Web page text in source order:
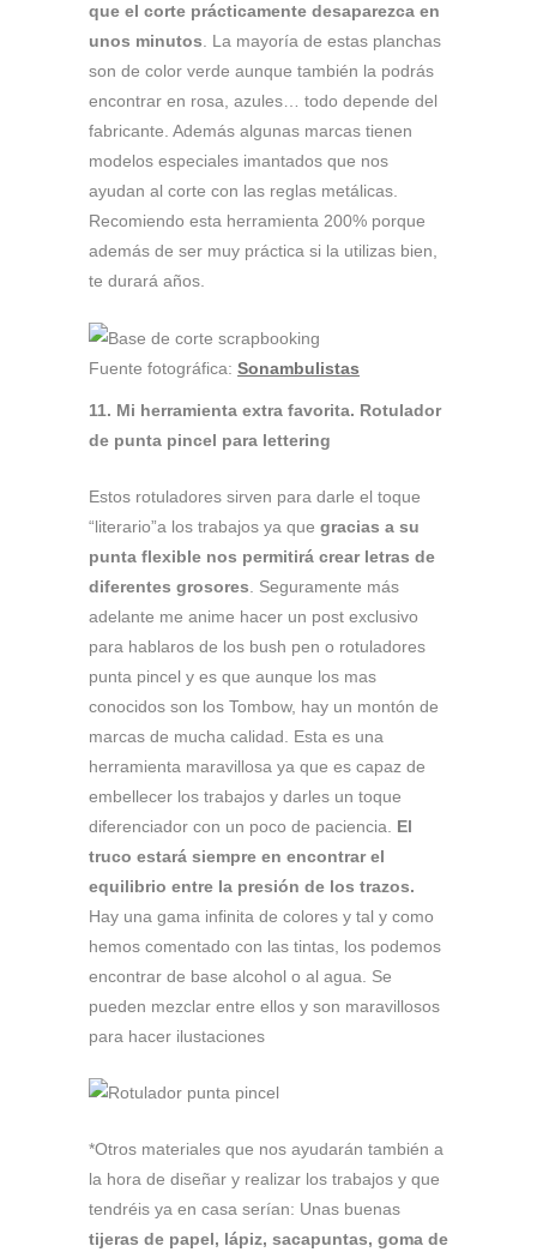
que el corte prácticamente desaparezca en
unos minutos . La mayoría de estas planchas
son de color verde aunque también la podrás
encontrar en rosa, azules… todo depende del
fabricante. Además algunas marcas tienen
modelos especiales imantados que nos
ayudan al corte con las reglas metálicas.
Recomiendo esta herramienta 200% porque
además de ser muy práctica si la utilizas bien,
te durará años.
Fuente fotográfica: Sonambulistas
11. Mi herramienta extra favorita. Rotulador
de punta pincel para lettering
Estos rotuladores sirven para darle el toque
“literario”a los trabajos ya que gracias a su
punta flexible nos permitirá crear letras de
diferentes grosores . Seguramente más
adelante me anime hacer un post exclusivo
para hablaros de los bush pen o rotuladores
punta pincel y es que aunque los mas
conocidos son los Tombow, hay un montón de
marcas de mucha calidad. Esta es una
herramienta maravillosa ya que es capaz de
embellecer los trabajos y darles un toque
diferenciador con un poco de paciencia. El
truco estará siempre en encontrar el
equilibrio entre la presión de los trazos.
Hay una gama infinita de colores y tal y como
hemos comentado con las tintas, los podemos
encontrar de base alcohol o al agua. Se
pueden mezclar entre ellos y son maravillosos
para hacer ilustaciones
*Otros materiales que nos ayudarán también a
la hora de diseñar y realizar los trabajos y que
tendréis ya en casa serían: Unas buenas
tijeras de papel, lápiz, sacapuntas, goma de